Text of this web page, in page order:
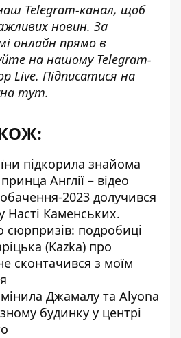
Telegram-канал, щоб
новин. За
онлайн прямо в
на нашому Telegram-
Live. Підписатися на
тут.
підкорила знайома
Англії – відео
2023 долучився
Насті Каменських.
подробиці
(Kazka) про
сконтачився з моїм
Джамалу та Alyona
будинку у центрі